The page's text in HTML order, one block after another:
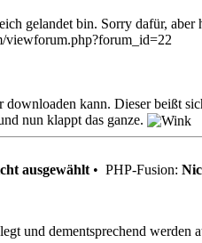
gelandet bin. Sorry dafür,
viewforum.php?forum_id=22
kann. Dieser beißt
nun klappt das ganze.
ausgewählt • PHP-Fusion:
und dementsprechend